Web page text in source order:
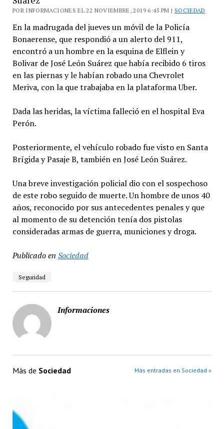
POR INFORMACIONES EL 22 NOVIEMBRE, 2019 6:45 PM | SOCIEDAD
En la madrugada del jueves un móvil de la Policía
Bonaerense, que respondió a un alerto del 911,
encontró a un hombre en la esquina de Elflein y
Bolivar de José León Suárez que había recibido 6 tiros
en las piernas y le habían robado una Chevrolet
Meriva, con la que trabajaba en la plataforma Uber.
Dada las heridas, la víctima falleció en el hospital Eva
Perón.
Posteriormente, el vehículo robado fue visto en Santa
Brígida y Pasaje B, también en José León Suárez.
Una breve investigación policial dio con el sospechoso
de este robo seguido de muerte. Un hombre de unos 40
años, reconocido por sus antecedentes penales y que
al momento de su detención tenía dos pistolas
consideradas armas de guerra, municiones y droga.
Publicado en Sociedad
Seguridad
Informaciones
Más de Sociedad Más entradas en Sociedad »